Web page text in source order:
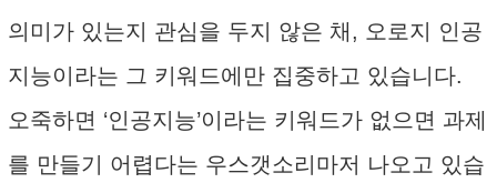
의미가 있는지 관심을 두지 않은 채, 오로지 인공
지능이라는 그 키워드에만 집중하고 있습니다.
오죽하면 ‘인공지능’이라는 키워드가 없으면 과제
를 만들기 어렵다는 우스갯소리마저 나오고 있습